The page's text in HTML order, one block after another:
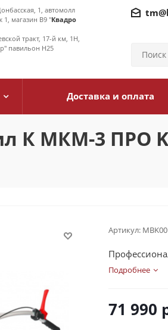
1, автомолл
1, магазин В9 "Квадро
тракт, 17-й км, 1Н,
павильон Н25
Доставка и оплата
К МКМ-3 ПРО
Артикул:
Подробнее
71 990